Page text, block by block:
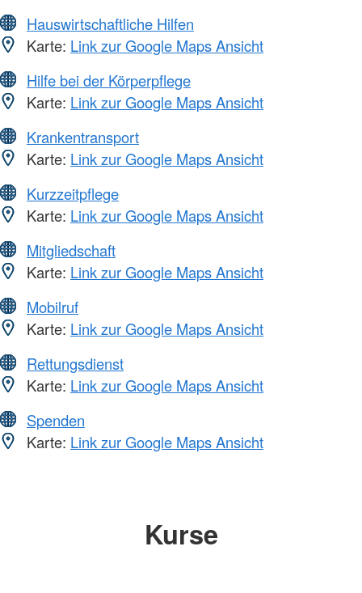
Hauswirtschaftliche Hilfen
Karte: Link zur Google Maps Ansicht
Hilfe bei der Körperpflege
Karte: Link zur Google Maps Ansicht
Krankentransport
Karte: Link zur Google Maps Ansicht
Kurzzeitpflege
Karte: Link zur Google Maps Ansicht
Mitgliedschaft
Karte: Link zur Google Maps Ansicht
Mobilruf
Karte: Link zur Google Maps Ansicht
Rettungsdienst
Karte: Link zur Google Maps Ansicht
Spenden
Karte: Link zur Google Maps Ansicht
Kurse